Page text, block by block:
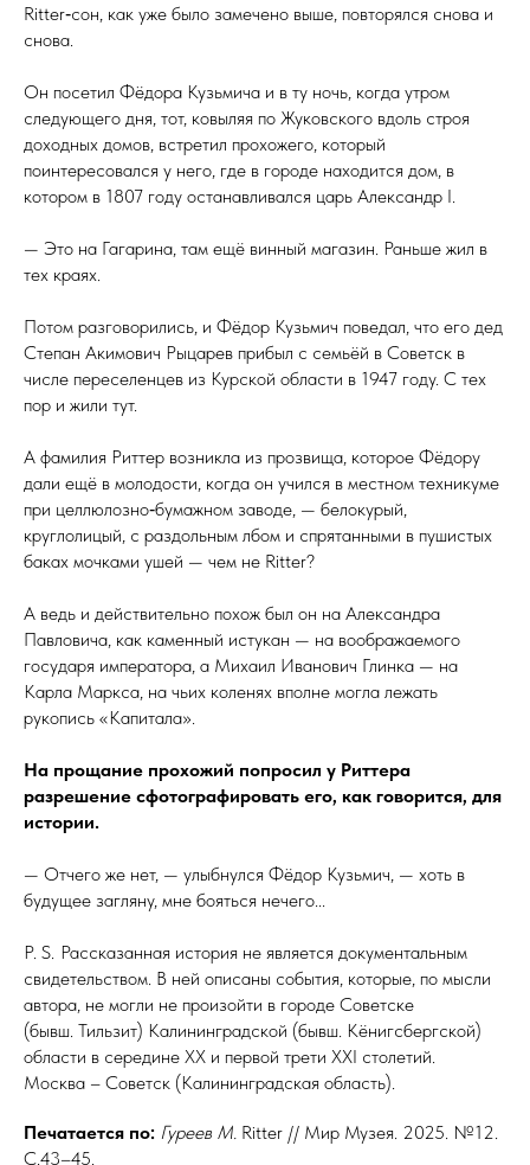
Ritter‑сон, как уже было замечено выше, повторялся снова и
снова.
Он посетил Фёдора Кузьмича и в ту ночь, когда утром
следующего дня, тот, ковыляя по Жуковского вдоль строя
доходных домов, встретил прохожего, который
поинтересовался у него, где в городе находится дом, в
котором в 1807 го­ду останавливался царь Александр I.
— Это на Гагарина, там ещё винный магазин. Раньше жил в
тех краях.
Потом разговорились, и Фёдор Кузьмич поведал, что его дед
Степан Акимович Рыцарев прибыл с семьёй в Советск в
числе переселенцев из Курской области в 1947 го­ду. С тех
пор и жили тут.
А фамилия Риттер воз­ник­ла из прозвища, которое Фёдору
дали ещё в молодости, когда он учился в местном техникуме
при целлюлозно‑бумажном заводе, — белокурый,
круглолицый, с раздольным лбом и спрятанными в пушистых
баках мочками ушей — чем не Ritter?
А ведь и действительно похож был он на Александра
Павловича, как каменный истукан — на воображаемого
государя императора, а Михаил Иванович Глинка — на
Карла Маркса, на чьих коленях вполне могла лежать
рукопись «Капитала».
На прощание прохожий попросил у Риттера
разрешение сфотографировать его, как говорится, для
истории.
— Отчего же нет, — улыбнулся Фёдор Кузьмич, — хоть в
будущее загляну, мне бояться нечего...
P. S. Рассказанная история не является документальным
свидетельством. В ней описаны события, которые, по мысли
автора, не могли не произойти в городе Советске
(бывш. Тильзит) Калининградской (бывш. Кёнигсбергской)
области в середине ХХ и первой трети XXI сто­летий.
Москва – Советск (Калининградская область).
Печатается по: Гуреев М. Ritter // Мир Музея. 2025. №12.
С.43–45.